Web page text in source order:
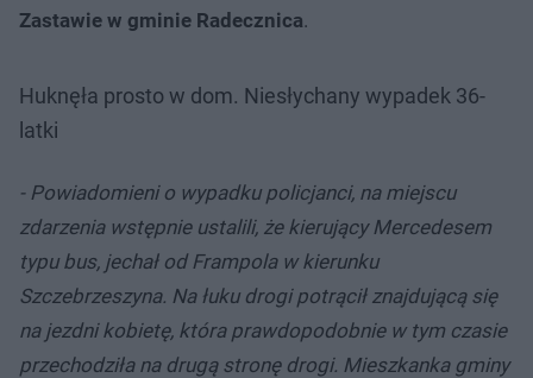
Zastawie w gminie Radecznica.
Huknęła prosto w dom. Niesłychany wypadek 36-
latki
- Powiadomieni o wypadku policjanci, na miejscu
zdarzenia wstępnie ustalili, że kierujący Mercedesem
typu bus, jechał od Frampola w kierunku
Szczebrzeszyna. Na łuku drogi potrącił znajdującą się
na jezdni kobietę, która prawdopodobnie w tym czasie
przechodziła na drugą stronę drogi. Mieszkanka gminy